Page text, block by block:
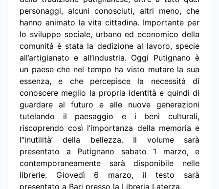
personaggi, alcuni conosciuti, altri meno, che
hanno animato la vita cittadina. Importante per
lo sviluppo sociale, urbano ed economico della
comunità è stata la dedizione al lavoro, specie
all’artigianato e all’industria. Oggi Putignano è
un paese che nel tempo ha visto mutare la sua
essenza, e che percepisce la necessità di
conoscere meglio la propria identità e quindi di
guardare al futuro e alle nuove generazioni
tutelando il paesaggio e i beni culturali,
riscoprendo così l’importanza della memoria e
l’‘inutilità’ della bellezza. Il volume sarà
presentato a Putignano sabato 1 marzo, e
contemporaneamente sarà disponibile nelle
librerie. Giovedì 6 marzo, il testo sarà
presentato a Bari presso la Libreria Laterza.